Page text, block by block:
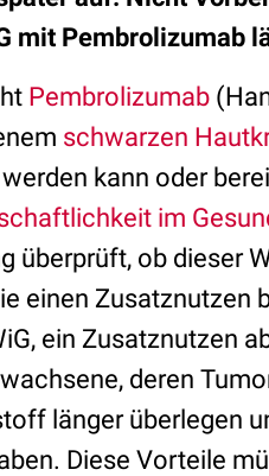
mit Pembrolizumab
Pembrolizumab
schwarzen
kann oder
im
überprüft, ob dieser
einen Zusatznutzen
ein Zusatznutzen
deren
länger überlegen
Diese Vorteile